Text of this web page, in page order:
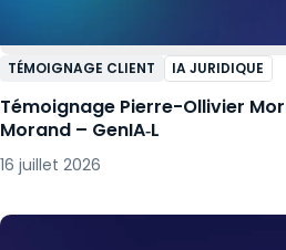
TÉMOIGNAGE CLIENT IA JURIDIQUE
Témoignage Pierre-Ollivier
Morand – GenIA‑L
16 juillet 2026